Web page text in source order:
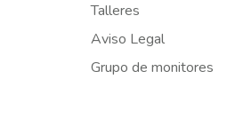
Talleres
Aviso Legal
Grupo de monitores